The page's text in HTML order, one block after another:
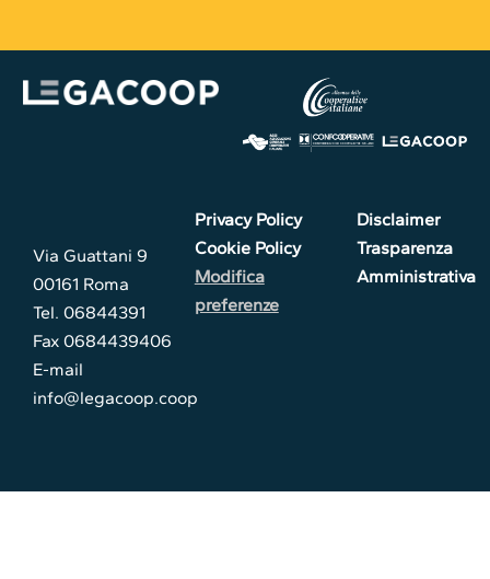
Via Guattani 9
00161 Roma
Tel. 06844391
Fax 0684439406
E-mail
info@legacoop.coop
Privacy Policy
Cookie Policy
Modifica
preferenze
Disclaimer
Trasparenza
Amministrativa